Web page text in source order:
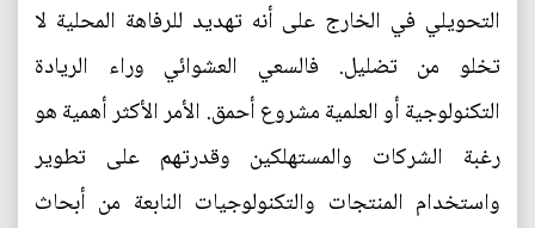
التحويلي في الخارج على أنه تهديد للرفاهة المحلية لا
تخلو من تضليل. فالسعي العشوائي وراء الريادة
التكنولوجية أو العلمية مشروع أحمق. الأمر الأكثر أهمية هو
رغبة الشركات والمستهلكين وقدرتهم على تطوير
واستخدام المنتجات والتكنولوجيات النابعة من أبحاث